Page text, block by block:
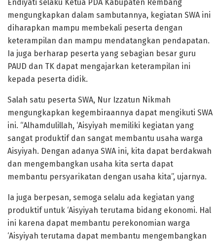
Endiyati selaku Ketua PDA Kabupaten Rembang
mengungkapkan dalam sambutannya, kegiatan SWA ini
diharapkan mampu membekali peserta dengan
keterampilan dan mampu mendatangkan pendapatan.
Ia juga berharap peserta yang sebagian besar guru
PAUD dan TK dapat mengajarkan keterampilan ini
kepada peserta didik.
Salah satu peserta SWA, Nur Izzatun Nikmah
mengungkapkan kegembiraannya dapat mengikuti SWA
ini. “Alhamdulillah, ‘Aisyiyah memiliki kegiatan yang
sangat produktif dan sangat membantu usaha warga
Aisyiyah. Dengan adanya SWA ini, kita dapat berdakwah
dan mengembangkan usaha kita serta dapat
membantu persyarikatan dengan usaha kita”, ujarnya.
Ia juga berpesan, semoga selalu ada kegiatan yang
produktif untuk ‘Aisyiyah terutama bidang ekonomi. Hal
ini karena dapat membantu perekonomian warga
‘Aisyiyah terutama dapat membantu mengembangkan